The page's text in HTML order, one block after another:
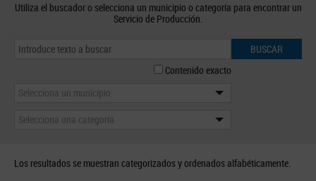
Utiliza el buscador o selecciona un municipio o categoría para encontrar un
Servicio de Producción.
BUSCAR
Contenido exacto
Selecciona un municipio
Selecciona una categoría
Los resultados se muestran categorizados y ordenados alfabéticamente.